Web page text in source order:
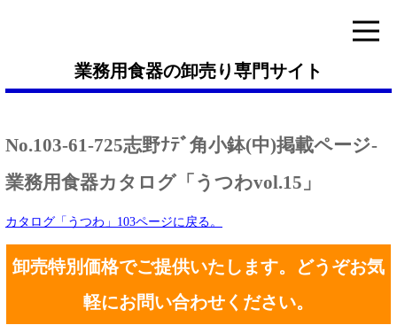
業務用食器の卸売り専門サイト
No.103-61-725志野ﾅﾃﾞ角小鉢(中)掲載ページ-
業務用食器カタログ「うつわvol.15」
カタログ「うつわ」103ページに戻る。
卸売特別価格でご提供いたします。どうぞお気
軽にお問い合わせください。